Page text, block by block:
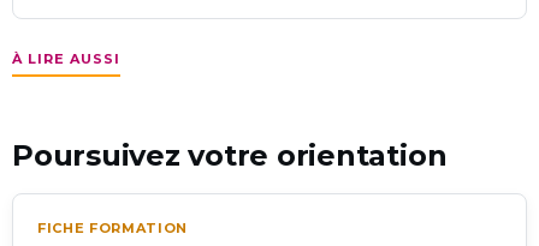
À LIRE AUSSI
Poursuivez votre orientation
FICHE FORMATION